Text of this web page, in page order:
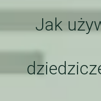
Jak